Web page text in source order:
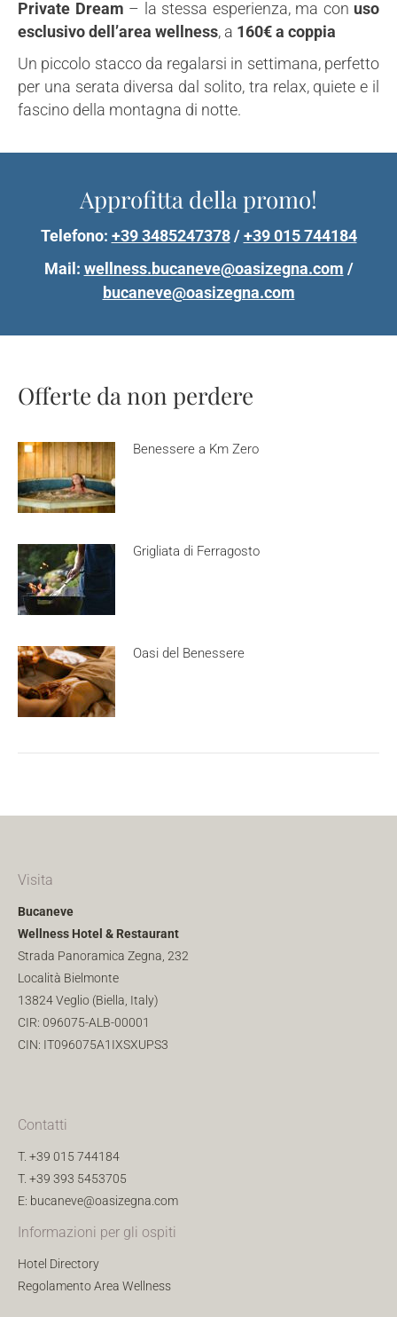
Private Dream – la stessa esperienza, ma con uso
esclusivo dell’area wellness, a 160€ a coppia
Un piccolo stacco da regalarsi in settimana, perfetto
per una serata diversa dal solito, tra relax, quiete e il
fascino della montagna di notte.
Approfitta della promo!
Telefono: +39 3485247378/+39 015 744184
Mail: wellness.bucaneve@oasizegna.com /
bucaneve@oasizegna.com
Offerte da non perdere
Benessere a Km Zero
Grigliata di Ferragosto
Oasi del Benessere
Visita
Bucaneve
Wellness Hotel & Restaurant
Strada Panoramica Zegna, 232
Località Bielmonte
13824 Veglio (Biella, Italy)
CIR: 096075-ALB-00001
CIN: IT096075A1IXSXUPS3
Contatti
T. +39 015 744184
T. +39 393 5453705
E: bucaneve@oasizegna.com
Informazioni per gli ospiti
Hotel Directory
Regolamento Area Wellness